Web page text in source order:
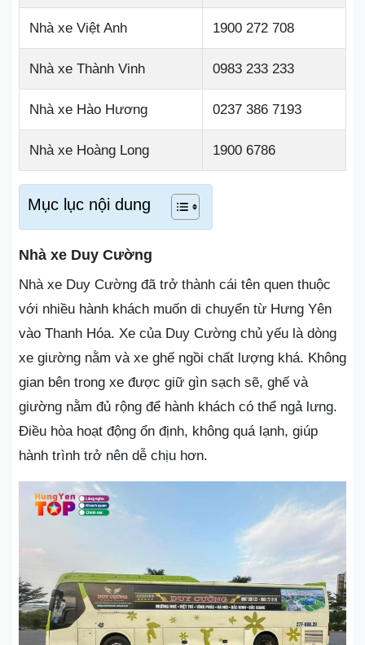
Nhà xe Việt Anh 1900 272 708
Nhà xe Thành Vinh 0983 233 233
Nhà xe Hào Hương 0237 386 7193
Nhà xe Hoàng Long 1900 6786
Mục lục nội dung
Nhà xe Duy Cường
Nhà xe Duy Cường đã trở thành cái tên quen thuộc
với nhiều hành khách muốn di chuyển từ Hưng Yên
vào Thanh Hóa. Xe của Duy Cường chủ yếu là dòng
xe giường nằm và xe ghế ngồi chất lượng khá. Không
gian bên trong xe được giữ gìn sạch sẽ, ghế và
giường nằm đủ rộng để hành khách có thể ngả lưng.
Điều hòa hoạt động ổn định, không quá lạnh, giúp
hành trình trở nên dễ chịu hơn.